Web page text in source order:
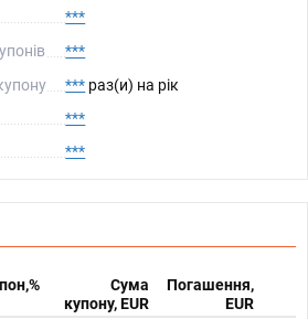
***
***
*** раз(и) на рік
***
***
Сума
купону, EUR
Погашення,
EUR